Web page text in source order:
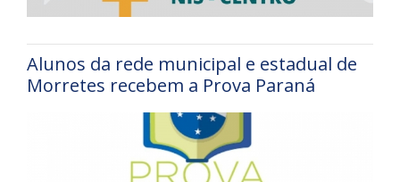
Alunos da rede municipal e estadual de
Morretes recebem a Prova Paraná